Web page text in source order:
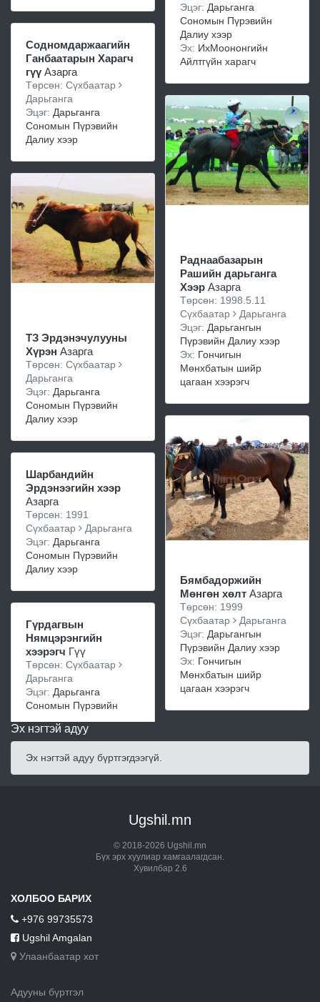
Содномдаржаагийн
Ганбаатарын Харагч
гүү Азарга
Төрсөн: Сүхбаатар
Дарьганга
Эцэг: Дарьганга
Сономын Пүрэвийн
Далиу хээр
ТЗ Эрдэнэчулууны
Хүрэн Азарга
Төрсөн: Сүхбаатар
Дарьганга
Эцэг: Дарьганга
Сономын Пүрэвийн
Далиу хээр
Шарбандийн
Эрдэнээгийн хээр
Азарга
Төрсөн: 1991
Сүхбаатар
Дарьганга
Эцэг: Дарьганга
Сономын Пүрэвийн
Далиу хээр
Гүрдагвын
Нямцэрэнгийн
хээрэгч Гүү
Төрсөн: Сүхбаатар
Дарьганга
Эцэг: Дарьганга
Сономын Пүрэвийн
Эцэг: Дарьганга
Сономын Пүрэвийн
Далиу хээр
Эх: ИхМоононгийн
Айлтгүйн харагч
Раднаабазарын
Рашийн дарьганга
Хээр Азарга
Төрсөн: 1998.5.11
Сүхбаатар
Дарьганга
Эцэг: Дарьгангын
Пүрэвийн Далиу хээр
Эх: Гончигын
Мөнхбатын шийр
цагаан хээрэгч
Бямбадоржийн
Мөнгөн хөлт Азарга
Төрсөн: 1999
Сүхбаатар
Дарьганга
Эцэг: Дарьгангын
Пүрэвийн Далиу хээр
Эх: Гончигын
Мөнхбатын шийр
цагаан хээрэгч
Эх нэгтэй адуу
Эх нэгтэй адуу бүртгэгдээгүй.
Ugshil.mn
© 2018-2026 Ugshil.mn
Бүх эрх хуулиар хамгаалагдсан.
Хувилбар 2.6
ХОЛБОО БАРИХ
+976 99735573
Ugshil Amgalan
Улаанбаатар хот
Адууны бүртгэл